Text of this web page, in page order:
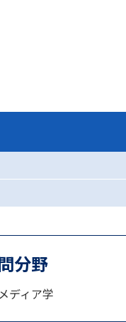
号特集ページ（高2生用
ンパスなどを調
分野
ディア学